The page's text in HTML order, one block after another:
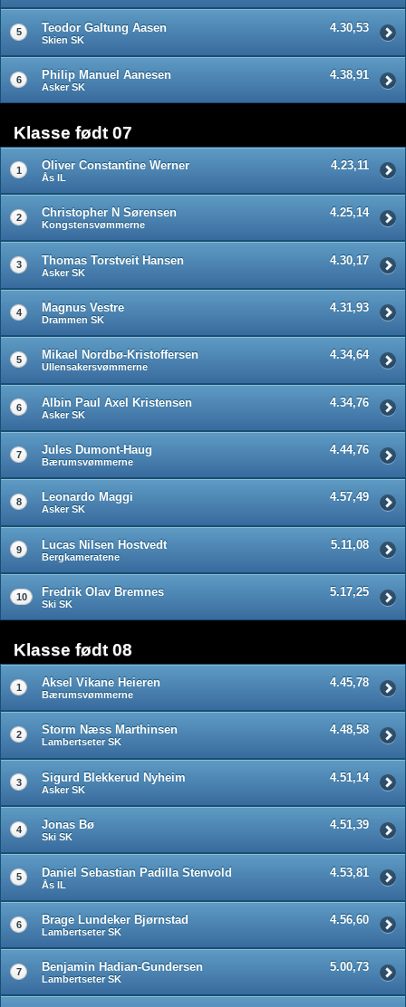
5 Teodor Galtung Aasen
Skien SK
4.30,53
6 Philip Manuel Aanesen
Asker SK
4.38,91
Klasse født 07
1 Oliver Constantine Werner
Ås IL
4.23,11
2 Christopher N Sørensen
Kongstensvømmerne
4.25,14
3 Thomas Torstveit Hansen
Asker SK
4.30,17
4 Magnus Vestre
Drammen SK
4.31,93
5 Mikael Nordbø-Kristoffersen
Ullensakersvømmerne
4.34,64
6 Albin Paul Axel Kristensen
Asker SK
4.34,76
7 Jules Dumont-Haug
Bærumsvømmerne
4.44,76
8 Leonardo Maggi
Asker SK
4.57,49
9 Lucas Nilsen Hostvedt
Bergkameratene
5.11,08
10 Fredrik Olav Bremnes
Ski SK
5.17,25
Klasse født 08
1 Aksel Vikane Heieren
Bærumsvømmerne
4.45,78
2 Storm Næss Marthinsen
Lambertseter SK
4.48,58
3 Sigurd Blekkerud Nyheim
Asker SK
4.51,14
4 Jonas Bø
Ski SK
4.51,39
5 Daniel Sebastian Padilla Stenvold
Ås IL
4.53,81
6 Brage Lundeker Bjørnstad
Lambertseter SK
4.56,60
7 Benjamin Hadian-Gundersen
Lambertseter SK
5.00,73